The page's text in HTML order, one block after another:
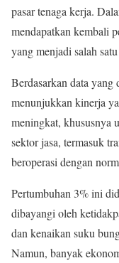
pasar tenaga kerja.
mendapatkan kembali
yang menjadi salah
Berdasarkan data
menunjukkan kinerja
meningkat, khususnya
sektor jasa, termasuk
beroperasi dengan
Pertumbuhan 3% ini
dibayangi oleh
dan kenaikan suku
Namun, banyak